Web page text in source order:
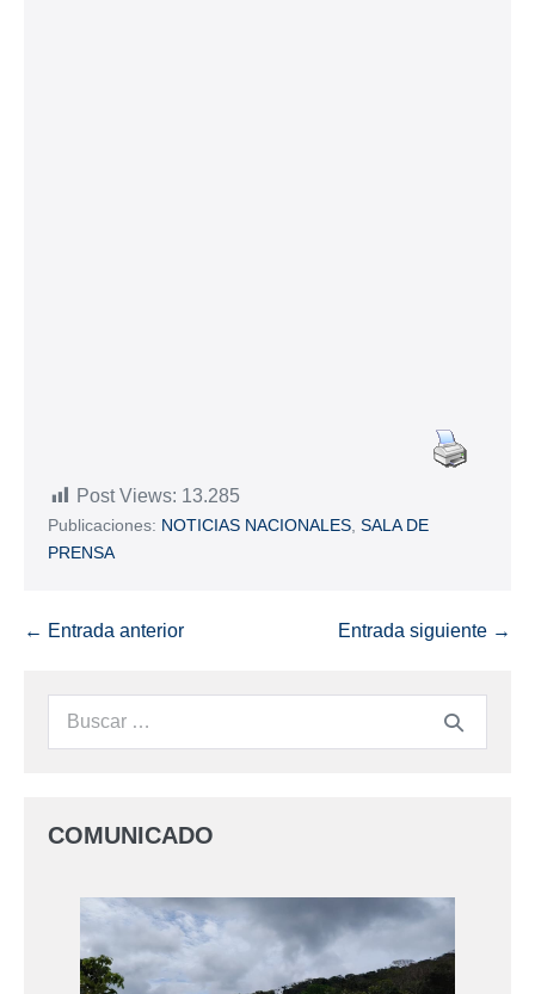
Post Views: 13.285
Publicaciones: NOTICIAS NACIONALES SALA DE
PRENSA
← Entrada anterior Entrada siguiente →
COMUNICADO